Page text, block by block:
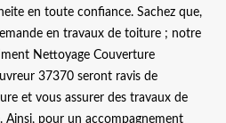
en toute confiance. Sachez que,
en travaux de toiture ; notre
Nettoyage Couverture
37370 seront ravis de
et vous assurer des travaux de
pour un accompagnement